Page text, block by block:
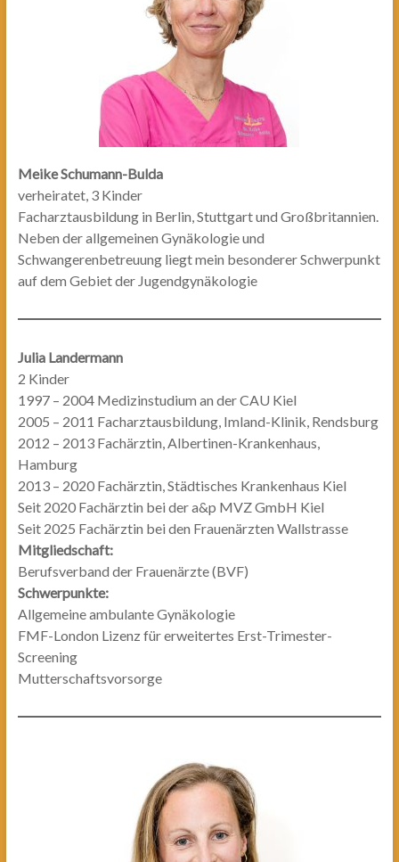
Meike Schumann-Bulda
verheiratet, 3 Kinder
Facharztausbildung in Berlin, Stuttgart und Großbritannien.
Neben der allgemeinen Gynäkologie und
Schwangerenbetreuung liegt mein besonderer Schwerpunkt
auf dem Gebiet der Jugendgynäkologie
Julia Landermann
2 Kinder
1997 – 2004 Medizinstudium an der CAU Kiel
2005 – 2011 Facharztausbildung, Imland-Klinik, Rendsburg
2012 – 2013 Fachärztin, Albertinen-Krankenhaus,
Hamburg
2013 – 2020 Fachärztin, Städtisches Krankenhaus Kiel
Seit 2020 Fachärztin bei der a&p MVZ GmbH Kiel
Seit 2025 Fachärztin bei den Frauenärzten Wallstrasse
Mitgliedschaft:
Berufsverband der Frauenärzte (BVF)
Schwerpunkte:
Allgemeine ambulante Gynäkologie
FMF-London Lizenz für erweitertes Erst-Trimester-
Screening
Mutterschaftsvorsorge